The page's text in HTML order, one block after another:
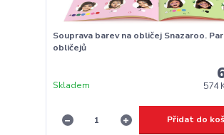
Souprava barev na obličej Snazaroo.
obličejů
574
Skladem
Přidat do